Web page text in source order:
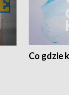
Co gdzie